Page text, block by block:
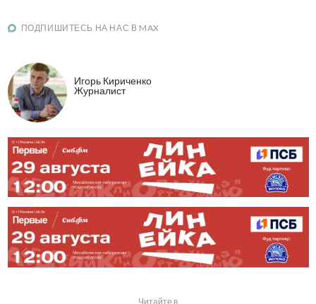
ПОДПИШИТЕСЬ НА НАС В MAX
Игорь Кириченко
Журналист
Читайте в